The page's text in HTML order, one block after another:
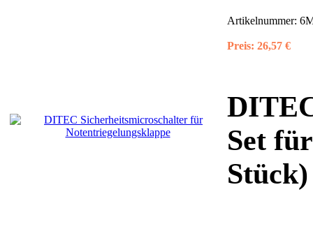
Artikelnummer:
Preis: 26,57 €
Set
Stück)